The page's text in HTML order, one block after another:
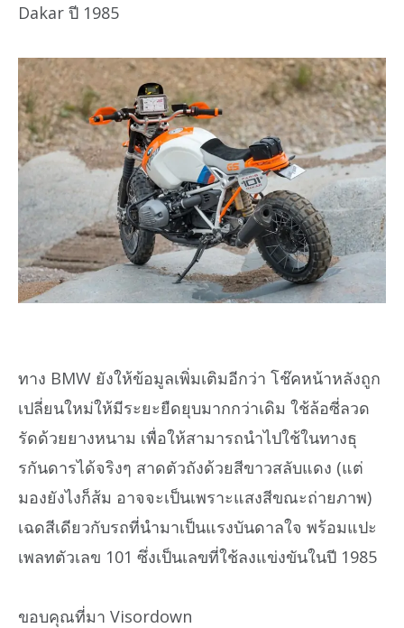
Dakar ปี 1985
ทาง BMW ยังให้ข้อมูลเพิ่มเติมอีกว่า โช๊คหน้าหลังถูก
เปลี่ยนใหม่ให้มีระยะยืดยุบมากกว่าเดิม ใช้ล้อซี่ลวด
รัดด้วยยางหนาม เพื่อให้สามารถนำไปใช้ในทางธุ
รกันดารได้จริงๆ สาดตัวถังด้วยสีขาวสลับแดง (แต่
มองยังไงก็ส้ม อาจจะเป็นเพราะแสงสีขณะถ่ายภาพ)
เฉดสีเดียวกับรถที่นำมาเป็นแรงบันดาลใจ พร้อมแปะ
เพลทตัวเลข 101 ซึ่งเป็นเลขที่ใช้ลงแข่งขันในปี 1985
ขอบคุณที่มา Visordown